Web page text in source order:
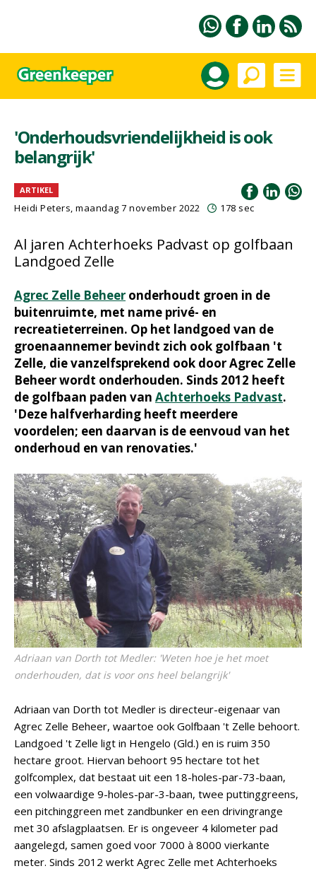
'Onderhoudsvriendelijkheid is ook
belangrijk'
ARTIKEL
Heidi Peters, maandag 7 november 2022 178 sec
Al jaren Achterhoeks Padvast op golfbaan
Landgoed Zelle
Agrec Zelle Beheer onderhoudt groen in de
buitenruimte, met name privé- en
recreatieterreinen. Op het landgoed van de
groenaannemer bevindt zich ook golfbaan 't
Zelle, die vanzelfsprekend ook door Agrec Zelle
Beheer wordt onderhouden. Sinds 2012 heeft
de golfbaan paden van Achterhoeks Padvast.
'Deze halfverharding heeft meerdere
voordelen; een daarvan is de eenvoud van het
onderhoud en van renovaties.'
Adriaan van Dorth tot Medler: 'Weten hoe je het moet
onderhouden, dat is voor ons heel belangrijk'
Adriaan van Dorth tot Medler is directeur-eigenaar van
Agrec Zelle Beheer, waartoe ook Golfbaan 't Zelle behoort.
Landgoed 't Zelle ligt in Hengelo (Gld.) en is ruim 350
hectare groot. Hiervan behoort 95 hectare tot het
golfcomplex, dat bestaat uit een 18-holes-par-73-baan,
een volwaardige 9-holes-par-3-baan, twee puttinggreens,
een pitchinggreen met zandbunker en een drivingrange
met 30 afslagplaatsen. Er is ongeveer 4 kilometer pad
aangelegd, samen goed voor 7000 à 8000 vierkante
meter. Sinds 2012 werkt Agrec Zelle met Achterhoeks